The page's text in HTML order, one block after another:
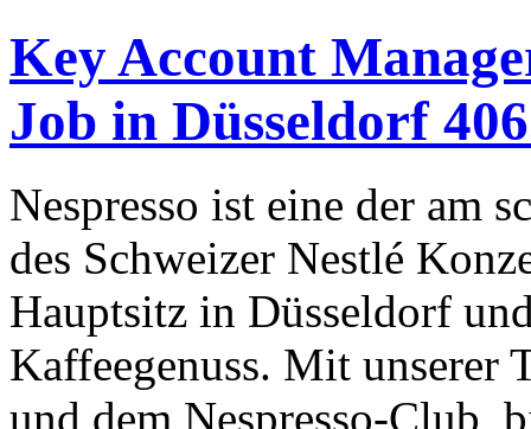
Key Account
Job in Düsseldorf
Nespresso ist eine der am
des Schweizer Nestlé
Hauptsitz in Düsseldorf
Kaffeegenuss. Mit unserer
und dem Nespresso-Club,